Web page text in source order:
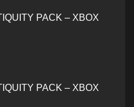
PACK – XBOX
PACK – XBOX